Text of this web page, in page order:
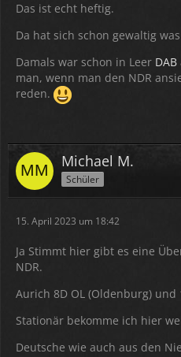
Das ist echt heftig.
Da hat sich schon gewaltig
Damals war schon in Leer DAB
man, wenn man den NDR
reden.
Michael M.
Schüler
15. April 2023 um 18:42
Ja Stimmt hier gibt es eine
NDR.
Aurich 8D OL (Oldenburg) und
Stationär bekomme ich hier
Deutsche wie auch aus den